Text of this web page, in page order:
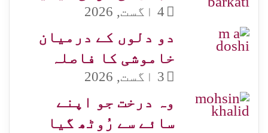
4 اگست, 2026
دو دلوں کے درمیان
خاموشی کا فاصلہ
3 اگست, 2026
وہ درخت جو اپنے
سائے سے رُوٹھ گیا